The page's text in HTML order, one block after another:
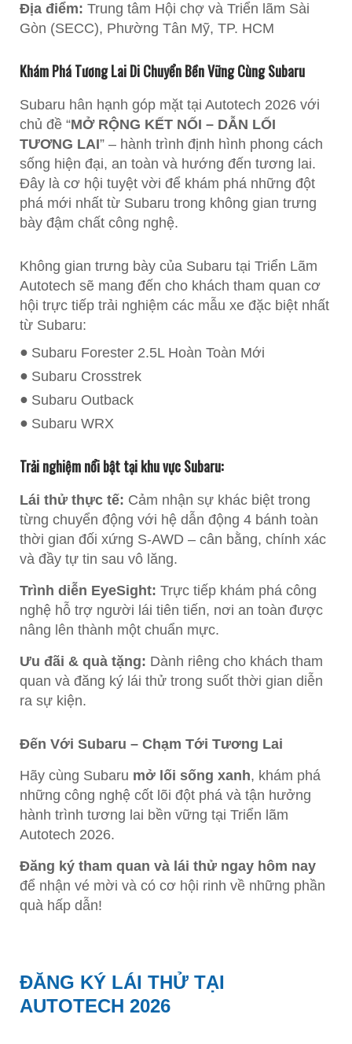
ĐĂNG KÝ LÁI THỬ TẠI
AUTOTECH 2026
Địa điểm: Trung tâm Hội chợ và Triển lãm Sài
Gòn (SECC), Phường Tân Mỹ, TP. HCM​
Khám Phá Tương Lai Di Chuyển Bền Vững Cùng Subaru
Subaru hân hạnh góp mặt tại Autotech 2026 với
chủ đề “MỞ RỘNG KẾT NỐI – DẪN LỐI
TƯƠNG LAI” – hành trình định hình phong cách
sống hiện đại, an toàn và hướng đến tương lai.
Đây là cơ hội tuyệt vời để khám phá những đột
phá mới nhất từ Subaru trong không gian trưng
bày đậm chất công nghệ.
Không gian trưng bày của Subaru tại Triển Lãm
Autotech sẽ mang đến cho khách tham quan cơ
hội trực tiếp trải nghiệm các mẫu xe đặc biệt nhất
từ Subaru:
Subaru Forester 2.5L Hoàn Toàn Mới
Subaru Crosstrek
Subaru Outback
Subaru WRX
Trải nghiệm nổi bật tại khu vực Subaru:
Lái thử thực tế: Cảm nhận sự khác biệt trong
từng chuyển động với hệ dẫn động 4 bánh toàn
thời gian đối xứng S-AWD – cân bằng, chính xác
và đầy tự tin sau vô lăng.
Trình diễn EyeSight: Trực tiếp khám phá công
nghệ hỗ trợ người lái tiên tiến, nơi an toàn được
nâng lên thành một chuẩn mực.
Ưu đãi & quà tặng: Dành riêng cho khách tham
quan và đăng ký lái thử trong suốt thời gian diễn
ra sự kiện.
Đến Với Subaru – Chạm Tới Tương Lai
Hãy cùng Subaru mở lối sống xanh, khám phá
những công nghệ cốt lõi đột phá và tận hưởng
hành trình tương lai bền vững tại Triển lãm
Autotech 2026.
Đăng ký tham quan và lái thử ngay hôm nay
để nhận vé mời và có cơ hội rinh về những phần
quà hấp dẫn!